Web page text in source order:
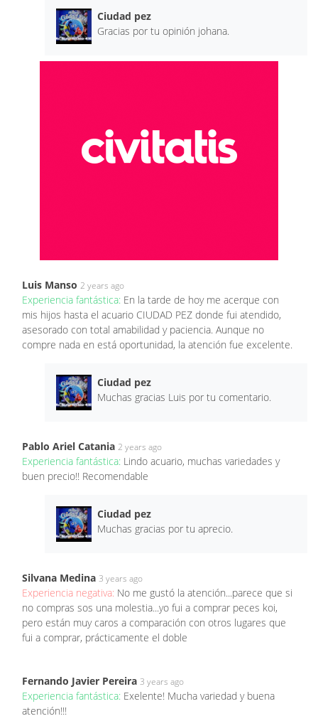
Ciudad pez
Gracias por tu opinión johana.
Luis Manso 2 years ago
Experiencia fantástica: En la tarde de hoy me acerque con
mis hijos hasta el acuario CIUDAD PEZ donde fui atendido,
asesorado con total amabilidad y paciencia. Aunque no
compre nada en está oportunidad, la atención fue excelente.
Ciudad pez
Muchas gracias Luis por tu comentario.
Pablo Ariel Catania 2 years ago
Experiencia fantástica: Lindo acuario, muchas variedades y
buen precio!! Recomendable
Ciudad pez
Muchas gracias por tu aprecio.
Silvana Medina 3 years ago
Experiencia negativa: No me gustó la atención...parece que si
no compras sos una molestia...yo fui a comprar peces koi,
pero están muy caros a comparación con otros lugares que
fui a comprar, prácticamente el doble
Fernando Javier Pereira 3 years ago
Experiencia fantástica: Exelente! Mucha variedad y buena
atención!!!